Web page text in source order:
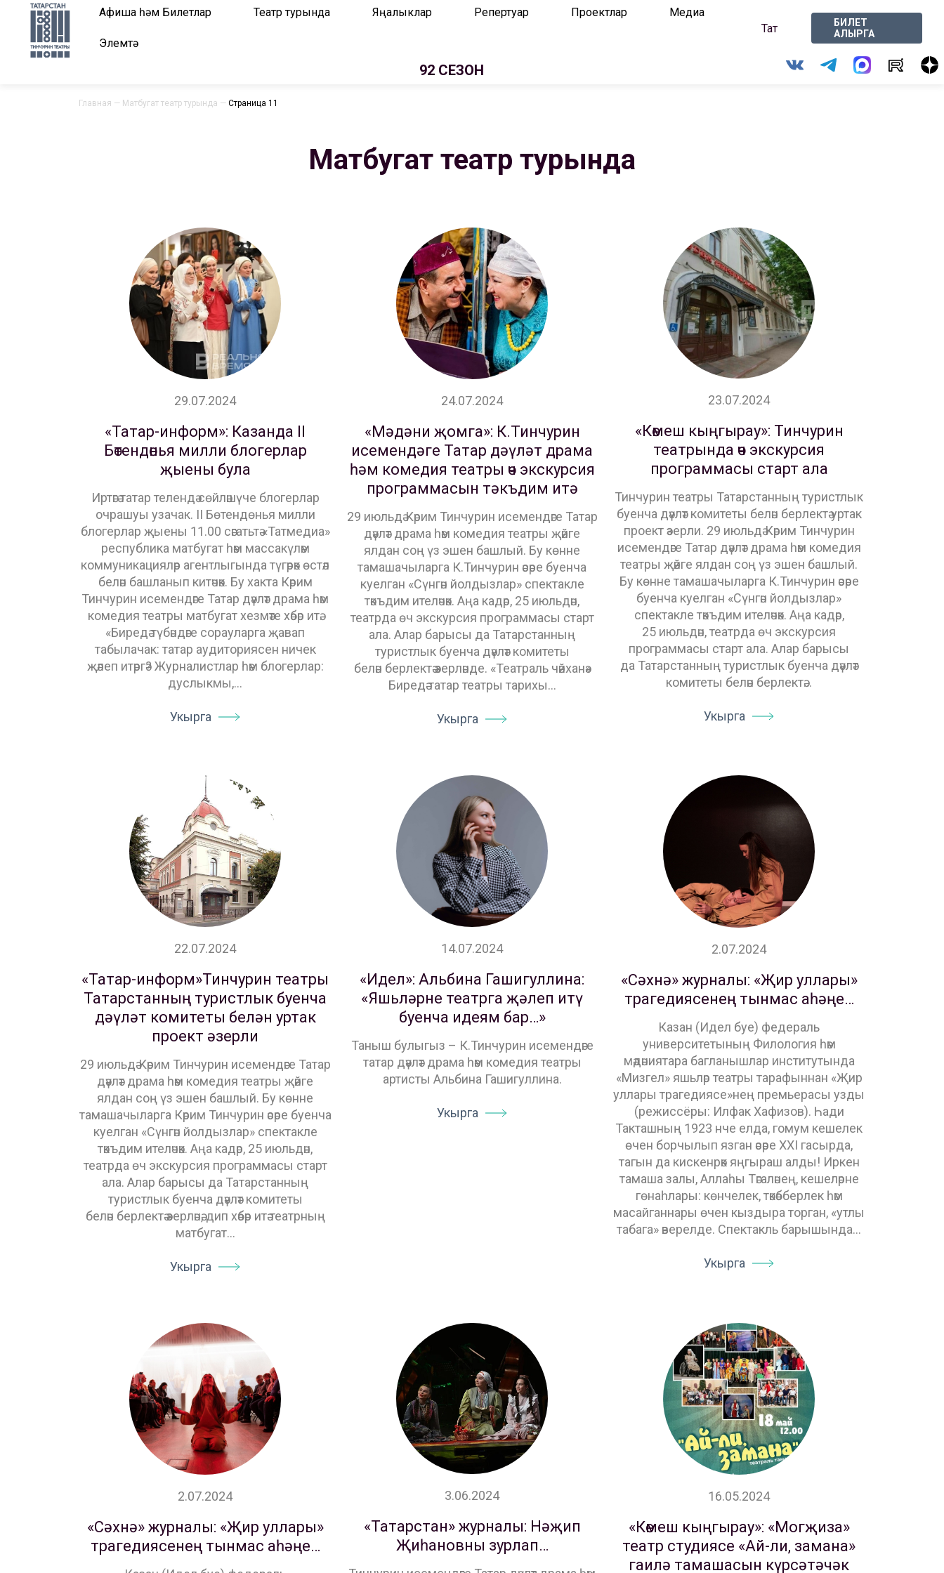
Афиша һәм Билетлар Театр турында Яңалыклар Репертуар Проектлар Медиа
Элемтә
Тат
БИЛЕТ
АЛЫРГА
92 СЕЗОН
Афиша
Театр турында
Главная — Матбугат театр турында — Страница 11
Матбугат театр турында
29.07.2024
«Татар-информ»: Казанда II
Бөтендөнья милли блогерлар
җыены була
Иртәгә татар телендә сөйләшүче блогерлар
очрашуы узачак. II Бөтендөнья милли
блогерлар җыены 11.00 сәгатьтә «Татмедиа»
республика матбугат һәм массакүләм
коммуникацияләр агентлыгында түгәрәк өстәл
белән башланып китәчәк. Бу хакта Кәрим
Тинчурин исемендәге Татар дәүләт драма һәм
комедия театры матбугат хезмәте хәбәр итә.
«Биредә түбәндәге сорауларга җавап
табылачак: татар аудиториясен ничек
җәлеп итәргә? Журналистлар һәм блогерлар:
дуслыкмы,…
Укырга
24.07.2024
«Мәдәни җомга»: К.Тинчурин
исемендәге Татар дәүләт драма
һәм комедия театры өч экскурсия
программасын тәкъдим итә
29 июльдә Кәрим Тинчурин исемендәге Татар
дәүләт драма һәм комедия театры җәйге
ялдан соң үз эшен башлый. Бу көнне
тамашачыларга К.Тинчурин әсәре буенча
куелган «Сүнгән йолдызлар» спектакле
тәкъдим ителәчәк. Аңа кадәр, 25 июльдән,
театрда өч экскурсия программасы старт
ала. Алар барысы да Татарстанның
туристлык буенча дәүләт комитеты
белән берлектә әзерләнде. «Театраль чәйханә»
Биредә татар театры тарихы…
Укырга
23.07.2024
«Көмеш кыңгырау»: Тинчурин
театрында өч экскурсия
программасы старт ала
Тинчурин театры Татарстанның туристлык
буенча дәүләт комитеты белән берлектә уртак
проект әзерли. 29 июльдә Кәрим Тинчурин
исемендәге Татар дәүләт драма һәм комедия
театры җәйге ялдан соң үз эшен башлый.
Бу көнне тамашачыларга К.Тинчурин әсәре
буенча куелган «Сүнгән йолдызлар»
спектакле тәкъдим ителәчәк. Аңа кадәр,
25 июльдән, театрда өч экскурсия
программасы старт ала. Алар барысы
да Татарстанның туристлык буенча дәүләт
комитеты белән берлектә…
Укырга
22.07.2024
«Татар-информ»Тинчурин театры
Татарстанның туристлык буенча
дәүләт комитеты белән уртак
проект әзерли
29 июльдә Кәрим Тинчурин исемендәге Татар
дәүләт драма һәм комедия театры җәйге
ялдан соң үз эшен башлый. Бу көнне
тамашачыларга Кәрим Тинчурин әсәре буенча
куелган «Сүнгән йолдызлар» спектакле
тәкъдим ителәчәк. Аңа кадәр, 25 июльдән,
театрда өч экскурсия программасы старт
ала. Алар барысы да Татарстанның
туристлык буенча дәүләт комитеты
белән берлектә әзерләнә, дип хәбәр итә театрның
матбугат…
Укырга
14.07.2024
«Идел»: Альбина Гашигуллина:
«Яшьләрне театрга җәлеп итү
буенча идеям бар…»
Таныш булыгыз – К.Тинчурин исемендәге
татар дәүләт драма һәм комедия театры
артисты Альбина Гашигуллина.
Укырга
2.07.2024
«Сәхнә» журналы: «Җир уллары»
трагедиясенең тынмас аһәңе…
Казан (Идел буе) федераль
университетының Филология һәм
мәдәниятара багланышлар институтында
«Мизгел» яшьләр театры тарафыннан «Җир
уллары трагедиясе»нең премьерасы узды
(режиссёры: Илфак Хафизов). Һади
Такташның 1923 нче елда, гомум кешелек
өчен борчылып язган әсәре XXI гасырда,
тагын да кискенрәк яңгыраш алды! Иркен
тамаша залы, Аллаһы Тәгаләнең, кешеләрне
гөнаһлары: көнчелек, тәкәбберлек һәм
масайганнары өчен кыздыра торган, «утлы
табага» әверелде. Спектакль барышында…
Укырга
2.07.2024
«Сәхнә» журналы: «Җир уллары»
трагедиясенең тынмас аһәңе…
3.06.2024
«Татарстан» журналы: Нәҗип
Җиһановны зурлап…
16.05.2024
«Көмеш кыңгырау»: «Могҗиза»
театр студиясе «Ай-ли, замана»
гаилә тамашасын күрсәтәчәк